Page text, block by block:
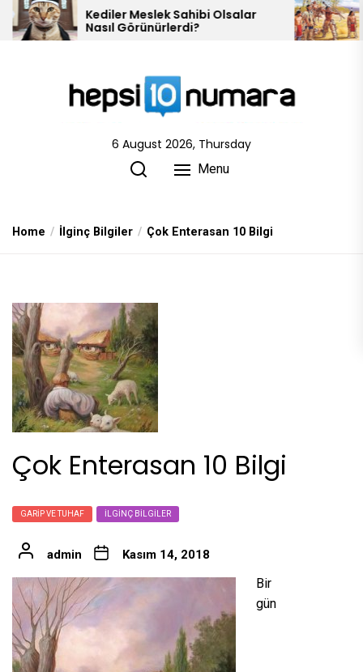
Skip
Meslek Sahibi Olsalar
Görünürlerdi?
10 Kızılderili
6 August 2026, Thursday
Menu
Home İlginç Bilgiler Çok Enterasan 10 Bilgi
Çok Enterasan 10 Bilgi
GARIP VE TUHAF İLGINÇ BILGILER
admin Kasım 14, 2018
Bir
gün